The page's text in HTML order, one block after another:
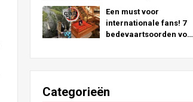
echte locaties over de
hele wereld!
Een must voor
internationale fans! 7
bedevaartsoorden voor
Japan
Categorieën